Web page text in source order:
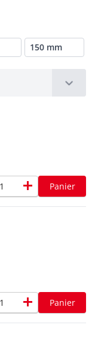
150 mm
add Panier
add Panier